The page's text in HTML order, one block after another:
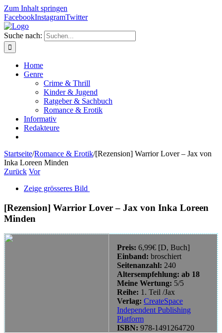
Zum Inhalt springen
FacebookInstagramTwitter
Suche nach:
Home
Genre
Crime & Thrill
Kinder & Jugend
Ratgeber & Sachbuch
Romance & Erotik
Informativ
Redakteure
Startseite/Romance & Erotik/[Rezension] Warrior Lover – Jax von
Inka Loreen Minden
Zurück Vor
Zeige grösseres Bild
[Rezension] Warrior Lover – Jax von Inka Loreen
Minden
Preis: 6,99€ [D, Buch]
Einband: broschiert
Seitenanzahl: 240
Altersempfehlung: ab 18
Meine Wertung: 5/5
Reihe: 1. Teil /Jax
Verlag: CreateSpace
Independent Publishing
Platform
ISBN: 978-1491264720